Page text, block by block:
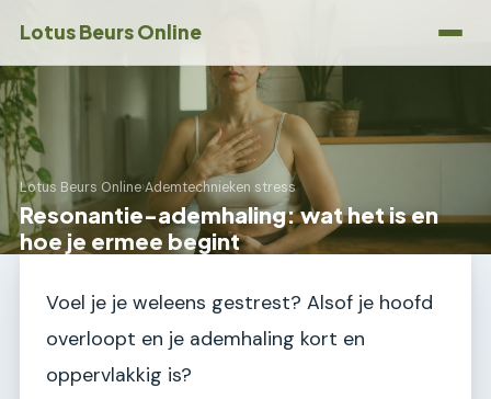
Lotus Beurs Online
Lotus Beurs Online›Ademtechnieken stress
Resonantie-ademhaling: wat het is en
hoe je ermee begint
Voel je je weleens gestrest? Alsof je hoofd
overloopt en je ademhaling kort en
oppervlakkig is?